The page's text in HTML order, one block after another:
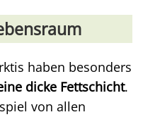
haben besonders
dicke Fettschicht.
von allen